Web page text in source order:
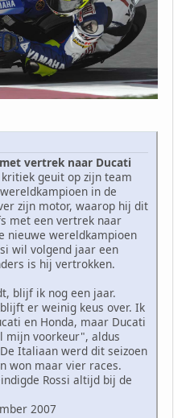
vertrek naar Ducati
geuit op zijn team
in de
zijn motor, waarop hij dit
met een vertrek naar
nieuwe wereldkampioen
wil volgend jaar een
is hij vertrokken.
blijf ik nog een jaar.
er weinig keus over. Ik
en Honda, maar Ducati
mijn voorkeur", aldus
Italiaan werd dit seizoen
won maar vier races.
Rossi altijd bij de
2007